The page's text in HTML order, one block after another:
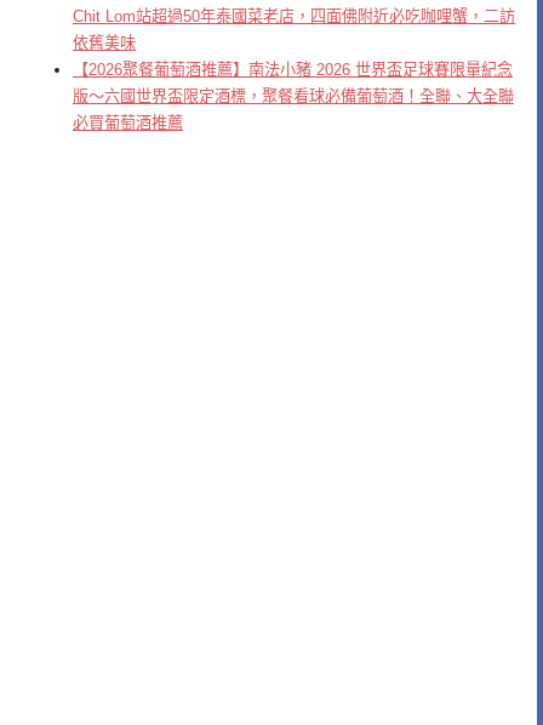
Chit Lom站超過50年泰國菜老店，四面佛附近必吃咖哩蟹，二訪
依舊美味
【2026聚餐葡萄酒推薦】南法小豬 2026 世界盃足球賽限量紀念
版～六國世界盃限定酒標，聚餐看球必備葡萄酒！全聯、大全聯
必買葡萄酒推薦